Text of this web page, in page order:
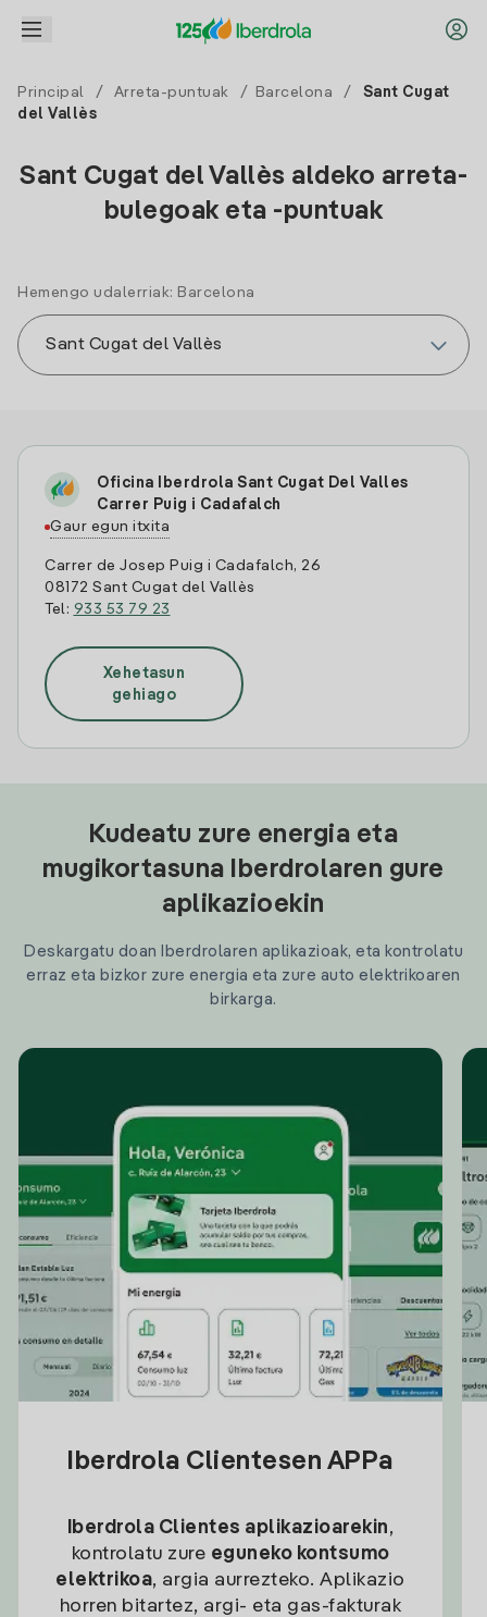
Principal / Arreta-puntuak / Barcelona /
Sant Cugat
del Vallès
Sant Cugat del Vallès aldeko arreta-
bulegoak eta -puntuak
Hemengo udalerriak: Barcelona
Oficina Iberdrola Sant Cugat Del Valles
Carrer Puig i Cadafalch
Gaur egun itxita
Carrer de Josep Puig i Cadafalch, 26
08172 Sant Cugat del Vallès
Tel: 933 53 79 23
Xehetasun
gehiago
Kudeatu zure energia eta
mugikortasuna Iberdrolaren gure
aplikazioekin
Deskargatu doan Iberdrolaren aplikazioak, eta kontrolatu
erraz eta bizkor zure energia eta zure auto elektrikoaren
birkarga.
Iberdrola Clientesen APPa
Iberdrola Clientes aplikazioarekin,
kontrolatu zure eguneko kontsumo
elektrikoa, argia aurrezteko. Aplikazio
horren bitartez, argi- eta gas-fakturak